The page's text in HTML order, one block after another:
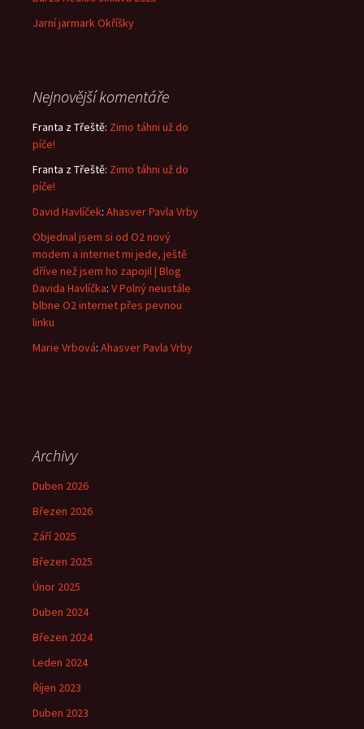
Jarní jarmark Okříšky
Nejnovější komentáře
Franta z Třeště: Zimo táhni už do
píče!
Franta z Třeště: Zimo táhni už do
píče!
David Havlíček: Ahasver Pavla Vrby
Objednal jsem si od O2 nový
modem a internet mi jede, ještě
dříve než jsem ho zapojil | Blog
Davida Havlíčka: V Polný neustále
blbne O2 internet přes pevnou
linku
Marie Vrbová: Ahasver Pavla Vrby
Archivy
Duben 2026
Březen 2026
Září 2025
Březen 2025
Únor 2025
Duben 2024
Březen 2024
Leden 2024
Říjen 2023
Duben 2023